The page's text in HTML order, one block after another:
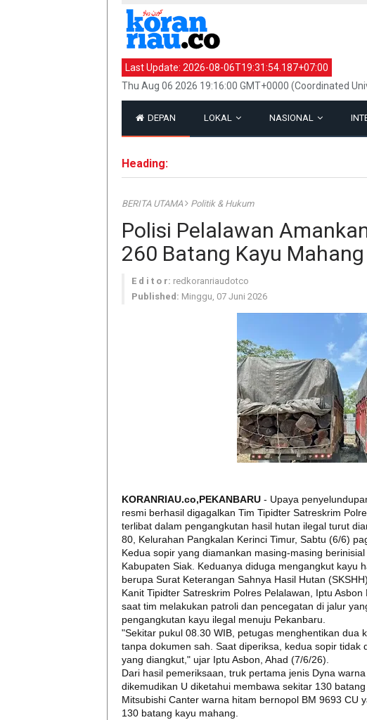
Last Update: 2026-08-06T19:31:54.187+07:00
Thu Aug 06 2026 19:16:00 GMT+0000 (Coordinated
DEPAN LOKAL NASIONAL
Heading:
BERITA UTAMA Politik & Hukum
Polisi Pelalawan
260 Batang Kayu
E d i t o r: redkoranriaudotco
Published: Minggu, 07 Juni 2026
KORANRIAU.co,PEKANBARU - Upaya
resmi berhasil digagalkan Tim Tipidter Satreskrim
terlibat dalam pengangkutan hasil hutan ilegal turut
80, Kelurahan Pangkalan Kerinci Timur, Sabtu (6/6)
Kedua sopir yang diamankan masing-masing
Kabupaten Siak. Keduanya diduga mengangkut kayu
berupa Surat Keterangan Sahnya Hasil Hutan (SKSHH).
Kanit Tipidter Satreskrim Polres Pelalawan, Iptu
saat tim melakukan patroli dan pencegatan di jalur
pengangkutan kayu ilegal menuju Pekanbaru.
"Sekitar pukul 08.30 WIB, petugas menghentikan dua
tanpa dokumen sah. Saat diperiksa, kedua sopir tidak
yang diangkut," ujar Iptu Asbon, Ahad (7/6/26).
Dari hasil pemeriksaan, truk pertama jenis Dyna
dikemudikan U diketahui membawa sekitar 130
Mitsubishi Canter warna hitam bernopol BM 9693 CU
130 batang kayu mahang.